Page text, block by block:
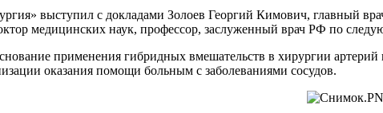
выступил с докладами Золоев Георгий Кимович, главный
медицинских наук, профессор, заслуженный врач РФ по
применения гибридных вмешательств в хирургии
оказания помощи больным с заболеваниями сосудов.